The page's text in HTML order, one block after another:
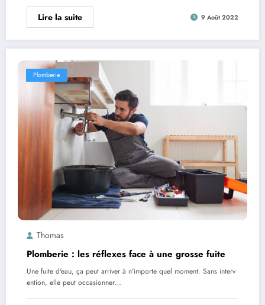
Lire la suite 9 Août 2022
Plomberie
Thomas
Plomberie : les réflexes face à une grosse fuite
Une fuite d'eau, ça peut arriver à n'importe quel moment. Sans interv
ention, elle peut occasionner…